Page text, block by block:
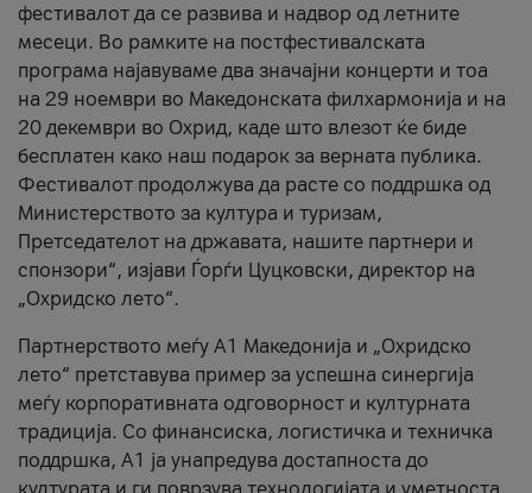
фестивалот да се развива и надвор од летните
месеци. Во рамките на постфестивалската
програма најавуваме два значајни концерти и тоа
на 29 ноември во Македонската филхармонија и на
20 декември во Охрид, каде што влезот ќе биде
бесплатен како наш подарок за верната публика.
Фестивалот продолжува да расте со поддршка од
Министерството за култура и туризам,
Претседателот на државата, нашите партнери и
спонзори“, изјави Ѓорѓи Цуцковски, директор на
„Охридско лето“.
Партнерството меѓу A1 Македонија и „Охридско
лето“ претставува пример за успешна синергија
меѓу корпоративната одговорност и културната
традиција. Со финансиска, логистичка и техничка
поддршка, A1 ја унапредува достапноста до
културата и ги поврзува технологијата и уметноста